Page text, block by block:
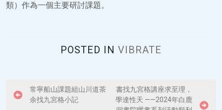
類）作為一個主要研討課題。
POSTED IN VIBRATE
P
常寧船山課題組山川道茶
余找九宮格小記
書找九宮格講座求至理，
學達性天 ——2024年白鹿